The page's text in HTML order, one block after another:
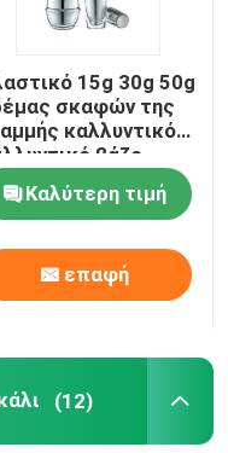
15g 30g 50g
σκαφών της
καλλυντικό
βάζο
προσώπου
Καλύτερη τιμή
επαφή
(12)